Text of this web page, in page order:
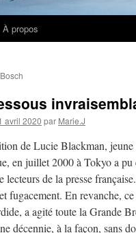
À propos
avril 2020 par Marie.J
de Lucie Blackman, jeune
en juillet 2000 à Tokyo a pu
lecteurs de la presse
fugacement. En revanche,
a agité toute la Grande
décennie, à la façon, sans